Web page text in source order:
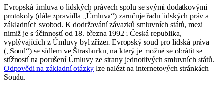
Evropská úmluva o lidských právech spolu se svými dodatkovými
protokoly (dále zpravidla „Úmluva“) zaručuje řadu lidských práv a
základních svobod. K dodržování závazků smluvních států, mezi
nimiž je s účinností od 18. března 1992 i Česká republika,
vyplývajících z Úmluvy byl zřízen Evropský soud pro lidská práva
(„Soud“) se sídlem ve Štrasburku, na který je možné se obrátit se
stížností na porušení Úmluvy ze strany jednotlivých smluvních států.
Odpovědi na základní otázky lze nalézt na internetových stránkách
Soudu.